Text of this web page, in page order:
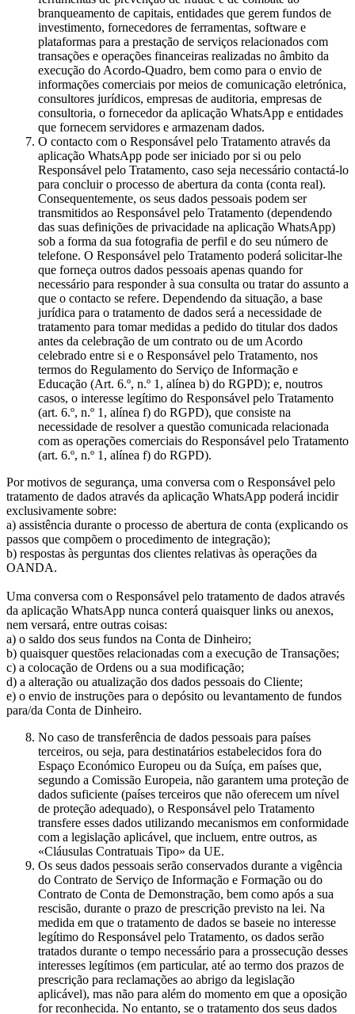
branqueamento de capitais, entidades que gerem fundos de
investimento, fornecedores de ferramentas, software e
plataformas para a prestação de serviços relacionados com
transações e operações financeiras realizadas no âmbito da
execução do Acordo-Quadro, bem como para o envio de
informações comerciais por meios de comunicação eletrónica,
consultores jurídicos, empresas de auditoria, empresas de
consultoria, o fornecedor da aplicação WhatsApp e entidades
que fornecem servidores e armazenam dados.
O contacto com o Responsável pelo Tratamento através da
aplicação WhatsApp pode ser iniciado por si ou pelo
Responsável pelo Tratamento, caso seja necessário contactá-lo
para concluir o processo de abertura da conta (conta real).
Consequentemente, os seus dados pessoais podem ser
transmitidos ao Responsável pelo Tratamento (dependendo
das suas definições de privacidade na aplicação WhatsApp)
sob a forma da sua fotografia de perfil e do seu número de
telefone. O Responsável pelo Tratamento poderá solicitar-lhe
que forneça outros dados pessoais apenas quando for
necessário para responder à sua consulta ou tratar do assunto a
que o contacto se refere. Dependendo da situação, a base
jurídica para o tratamento de dados será a necessidade de
tratamento para tomar medidas a pedido do titular dos dados
antes da celebração de um contrato ou de um Acordo
celebrado entre si e o Responsável pelo Tratamento, nos
termos do Regulamento do Serviço de Informação e
Educação (Art. 6.º, n.º 1, alínea b) do RGPD); e, noutros
casos, o interesse legítimo do Responsável pelo Tratamento
(art. 6.º, n.º 1, alínea f) do RGPD), que consiste na
necessidade de resolver a questão comunicada relacionada
com as operações comerciais do Responsável pelo Tratamento
(art. 6.º, n.º 1, alínea f) do RGPD).
Por motivos de segurança, uma conversa com o Responsável pelo
tratamento de dados através da aplicação WhatsApp poderá incidir
exclusivamente sobre:
a) assistência durante o processo de abertura de conta (explicando os
passos que compõem o procedimento de integração);
b) respostas às perguntas dos clientes relativas às operações da
OANDA.
Uma conversa com o Responsável pelo tratamento de dados através
da aplicação WhatsApp nunca conterá quaisquer links ou anexos,
nem versará, entre outras coisas:
a) o saldo dos seus fundos na Conta de Dinheiro;
b) quaisquer questões relacionadas com a execução de Transações;
c) a colocação de Ordens ou a sua modificação;
d) a alteração ou atualização dos dados pessoais do Cliente;
e) o envio de instruções para o depósito ou levantamento de fundos
para/da Conta de Dinheiro.
No caso de transferência de dados pessoais para países
terceiros, ou seja, para destinatários estabelecidos fora do
Espaço Económico Europeu ou da Suíça, em países que,
segundo a Comissão Europeia, não garantem uma proteção de
dados suficiente (países terceiros que não oferecem um nível
de proteção adequado), o Responsável pelo Tratamento
transfere esses dados utilizando mecanismos em conformidade
com a legislação aplicável, que incluem, entre outros, as
«Cláusulas Contratuais Tipo» da UE.
Os seus dados pessoais serão conservados durante a vigência
do Contrato de Serviço de Informação e Formação ou do
Contrato de Conta de Demonstração, bem como após a sua
rescisão, durante o prazo de prescrição previsto na lei. Na
medida em que o tratamento de dados se baseie no interesse
legítimo do Responsável pelo Tratamento, os dados serão
tratados durante o tempo necessário para a prossecução desses
interesses legítimos (em particular, até ao termo dos prazos de
prescrição para reclamações ao abrigo da legislação
aplicável), mas não para além do momento em que a oposição
for reconhecida. No entanto, se o tratamento dos seus dados